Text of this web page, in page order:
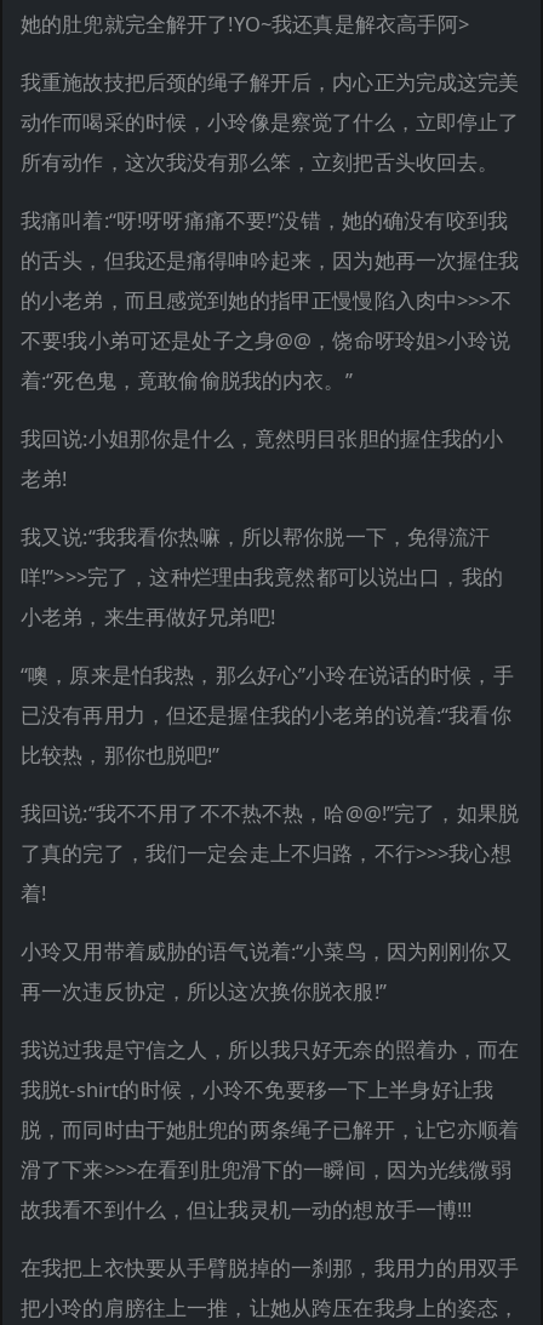
她的肚兜就完全解开了!YO~我还真是解衣高手阿>
我重施故技把后颈的绳子解开后，内心正为完成这完美
动作而喝采的时候，小玲像是察觉了什么，立即停止了
所有动作，这次我没有那么笨，立刻把舌头收回去。
我痛叫着:“呀!呀呀痛痛不要!”没错，她的确没有咬到我
的舌头，但我还是痛得呻吟起来，因为她再一次握住我
的小老弟，而且感觉到她的指甲正慢慢陷入肉中>>>不
不要!我小弟可还是处子之身@@，饶命呀玲姐>小玲说
着:“死色鬼，竟敢偷偷脱我的内衣。”
我回说:小姐那你是什么，竟然明目张胆的握住我的小
老弟!
我又说:“我我看你热嘛，所以帮你脱一下，免得流汗
咩!”>>>完了，这种烂理由我竟然都可以说出口，我的
小老弟，来生再做好兄弟吧!
“噢，原来是怕我热，那么好心”小玲在说话的时候，手
已没有再用力，但还是握住我的小老弟的说着:“我看你
比较热，那你也脱吧!”
我回说:“我不不用了不不热不热，哈@@!”完了，如果脱
了真的完了，我们一定会走上不归路，不行>>>我心想
着!
小玲又用带着威胁的语气说着:“小菜鸟，因为刚刚你又
再一次违反协定，所以这次换你脱衣服!”
我说过我是守信之人，所以我只好无奈的照着办，而在
我脱t-shirt的时候，小玲不免要移一下上半身好让我
脱，而同时由于她肚兜的两条绳子已解开，让它亦顺着
滑了下来>>>在看到肚兜滑下的一瞬间，因为光线微弱
故我看不到什么，但让我灵机一动的想放手一博!!!
在我把上衣快要从手臂脱掉的一刹那，我用力的用双手
把小玲的肩膀往上一推，让她从跨压在我身上的姿态，